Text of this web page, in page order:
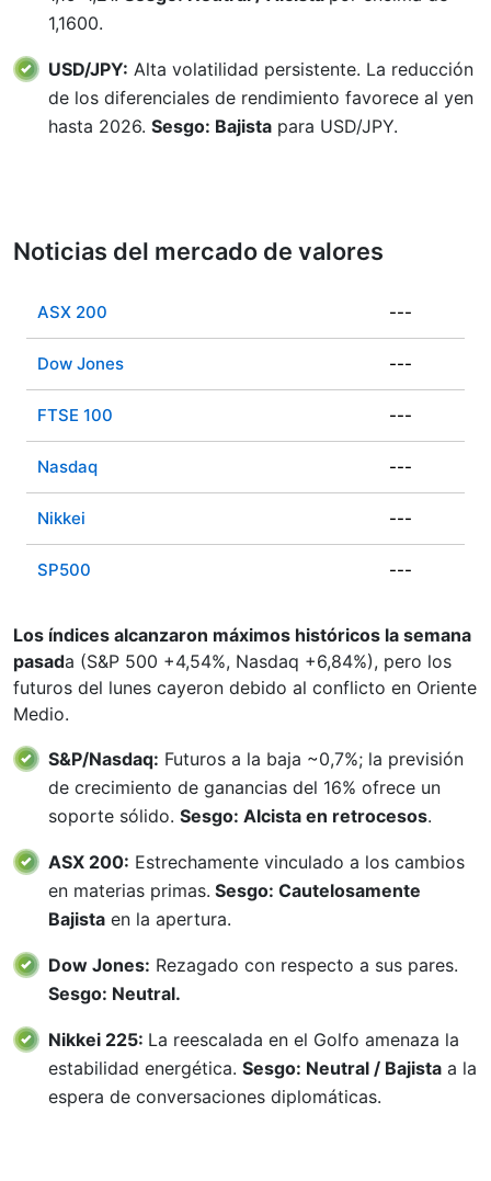
1,1600.
USD/JPY: Alta volatilidad persistente. La reducción
de los diferenciales de rendimiento favorece al yen
hasta 2026. Sesgo: Bajista para USD/JPY.
Noticias del mercado de valores
ASX 200 ---
Dow Jones ---
FTSE 100 ---
Nasdaq ---
Nikkei ---
SP500 ---
Los índices alcanzaron máximos históricos la semana
pasada (S&P 500 +4,54%, Nasdaq +6,84%), pero los
futuros del lunes cayeron debido al conflicto en Oriente
Medio.
S&P/Nasdaq: Futuros a la baja ~0,7%; la previsión
de crecimiento de ganancias del 16% ofrece un
soporte sólido. Sesgo: Alcista en retrocesos.
ASX 200: Estrechamente vinculado a los cambios
en materias primas. Sesgo: Cautelosamente
Bajista en la apertura.
Dow Jones: Rezagado con respecto a sus pares.
Sesgo: Neutral.
Nikkei 225: La reescalada en el Golfo amenaza la
estabilidad energética. Sesgo: Neutral / Bajista a la
espera de conversaciones diplomáticas.